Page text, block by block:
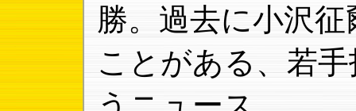
勝。過去に小沢
ことがある、若